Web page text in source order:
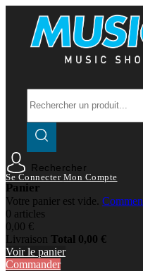
Rechercher
Se Connecter Mon Compte
Panier
Votre panier est vide.
0 articles
0,00 €
Livraison Total 0,00 €
Voir le panier
Commander